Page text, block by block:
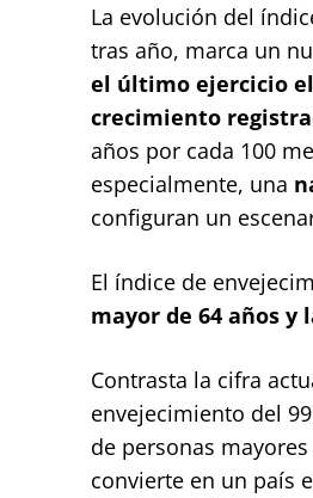
La evolución del
tras año, marca un
el último ejercicio
crecimiento
años por cada 100
especialmente, una
configuran un
El índice de
mayor de 64 años
Contrasta la cifra
envejecimiento del
de personas
convierte en un país